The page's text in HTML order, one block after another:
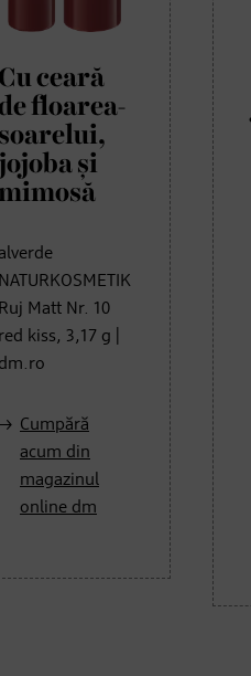
ceară
floarea-
și
Matt Nr. 10
kiss, 3,17 g |
Cumpără
acum din
magazinul
online dm